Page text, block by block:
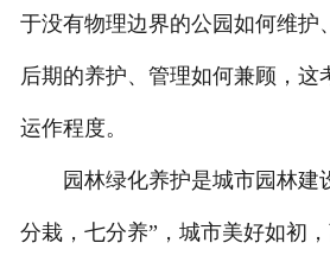
于没有物理边界的公园如何维护
后期的养护、管理如何兼顾，这
运作程度。
园林绿化养护是城市园林建
分栽，七分养”，城市美好如初